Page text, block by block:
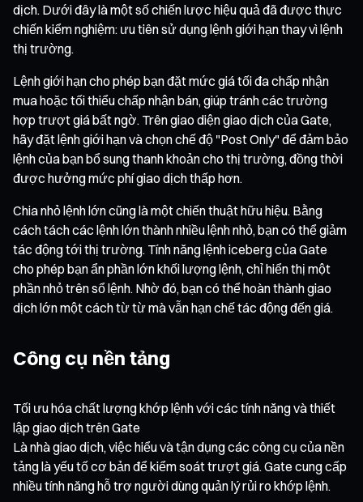
dịch. Dưới đây là một số chiến lược hiệu quả đã được thực
chiến kiểm nghiệm: ưu tiên sử dụng lệnh giới hạn thay vì lệnh
thị trường.
Lệnh giới hạn cho phép bạn đặt mức giá tối đa chấp nhận
mua hoặc tối thiểu chấp nhận bán, giúp tránh các trường
hợp trượt giá bất ngờ. Trên giao diện giao dịch của Gate,
hãy đặt lệnh giới hạn và chọn chế độ "Post Only" để đảm bảo
lệnh của bạn bổ sung thanh khoản cho thị trường, đồng thời
được hưởng mức phí giao dịch thấp hơn.
Chia nhỏ lệnh lớn cũng là một chiến thuật hữu hiệu. Bằng
cách tách các lệnh lớn thành nhiều lệnh nhỏ, bạn có thể giảm
tác động tới thị trường. Tính năng lệnh iceberg của Gate
cho phép bạn ẩn phần lớn khối lượng lệnh, chỉ hiển thị một
phần nhỏ trên sổ lệnh. Nhờ đó, bạn có thể hoàn thành giao
dịch lớn một cách từ từ mà vẫn hạn chế tác động đến giá.
Công cụ nền tảng
Tối ưu hóa chất lượng khớp lệnh với các tính năng và thiết
lập giao dịch trên Gate
Là nhà giao dịch, việc hiểu và tận dụng các công cụ của nền
tảng là yếu tố cơ bản để kiểm soát trượt giá. Gate cung cấp
nhiều tính năng hỗ trợ người dùng quản lý rủi ro khớp lệnh.